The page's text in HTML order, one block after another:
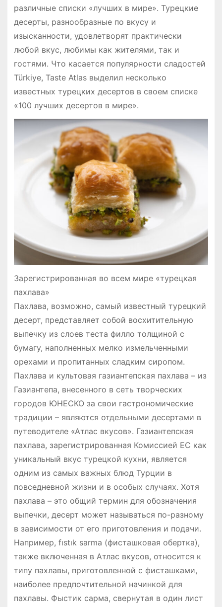
различные списки «лучших в мире». Турецкие
десерты, разнообразные по вкусу и
изысканности, удовлетворят практически
любой вкус, любимы как жителями, так и
гостями. Что касается популярности сладостей
Türkiye, Taste Atlas выделил несколько
известных турецких десертов в своем списке
«100 лучших десертов в мире».
Зарегистрированная во всем мире «турецкая
пахлава»
Пахлава, возможно, самый известный турецкий
десерт, представляет собой восхитительную
выпечку из слоев теста филло толщиной с
бумагу, наполненных мелко измельченными
орехами и пропитанных сладким сиропом.
Пахлава и культовая газиантепская пахлава – из
Газиантепа, внесенного в сеть творческих
городов ЮНЕСКО за свои гастрономические
традиции – являются отдельными десертами в
путеводителе «Атлас вкусов». Газиантепская
пахлава, зарегистрированная Комиссией ЕС как
уникальный вкус турецкой кухни, является
одним из самых важных блюд Турции в
повседневной жизни и в особых случаях. Хотя
пахлава – это общий термин для обозначения
выпечки, десерт может называться по-разному
в зависимости от его приготовления и подачи.
Например, fıstık sarma (фисташковая обертка),
также включенная в Атлас вкусов, относится к
типу пахлавы, приготовленной с фисташками,
наиболее предпочтительной начинкой для
пахлавы. Фыстик сарма, свернутая в один лист